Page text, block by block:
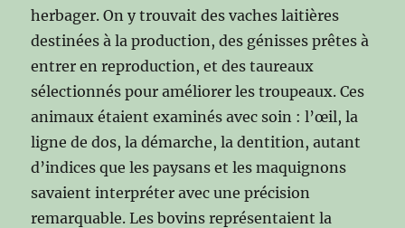
herbager. On y trouvait des vaches laitières
destinées à la production, des génisses prêtes à
entrer en reproduction, et des taureaux
sélectionnés pour améliorer les troupeaux. Ces
animaux étaient examinés avec soin : l’œil, la
ligne de dos, la démarche, la dentition, autant
d’indices que les paysans et les maquignons
savaient interpréter avec une précision
remarquable. Les bovins représentaient la